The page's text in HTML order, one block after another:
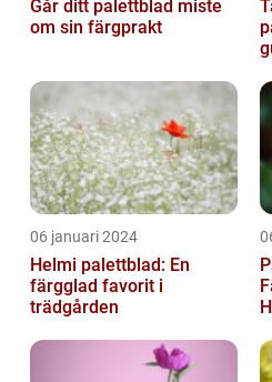
Går ditt palettblad miste
om sin färgprakt
06 januari 2024
Helmi palettblad: En
färgglad favorit i
trädgården